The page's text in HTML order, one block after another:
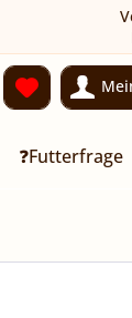
❓Futterfrage